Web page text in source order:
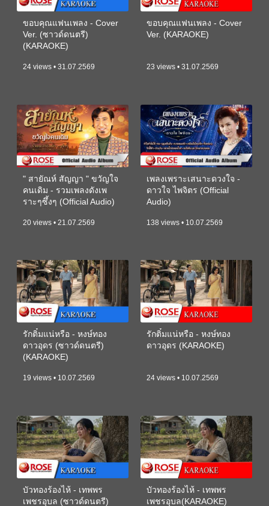
ขอบคุณแฟนเพลง - Cover
Ver. (ซาวด์ดนตรี)
(KARAOKE)
24 views • 31.07.2569
ขอบคุณแฟนเพลง - Cover
Ver. (KARAOKE)
23 views • 31.07.2569
" สายัณห์ สัญญา " ขวัญใจ
คนเดิม - รวมเพลงดังเพ
ราะๆซึ้งๆ (Official Audio)
20 views • 21.07.2569
เพลงเพราะเสนาะดวงใจ -
ดาวใจ ไพจิตร (Official
Audio)
138 views • 10.07.2569
รักติ๋มแน่หรือ - หงษ์ทอง
ดาวอุดร (ซาวด์ดนตรี)
(KARAOKE)
19 views • 10.07.2569
รักติ๋มแน่หรือ - หงษ์ทอง
ดาวอุดร (KARAOKE)
24 views • 10.07.2569
บัวทองร้องไห้ - เทพพร
เพชรอุบล (ซาวด์ดนตรี)
บัวทองร้องไห้ - เทพพร
เพชรอุบล(KARAOKE)